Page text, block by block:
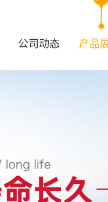
公司动态 产品